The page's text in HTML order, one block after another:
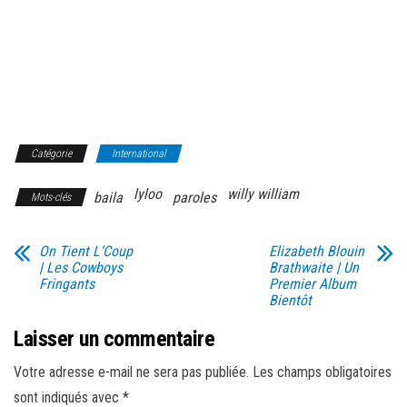
Catégorie International
Mots-clés baila lyloo paroles willy william
On Tient L’Coup
| Les Cowboys
Fringants
Elizabeth Blouin
Brathwaite | Un
Premier Album
Bientôt
Laisser un commentaire
Votre adresse e-mail ne sera pas publiée. Les champs obligatoires
sont indiqués avec *